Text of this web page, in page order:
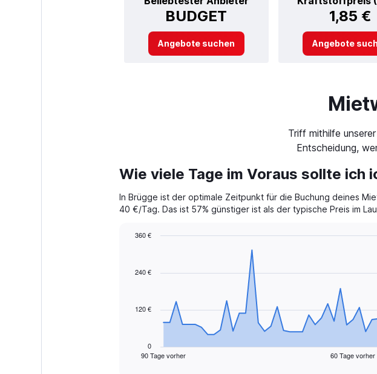
BUDGET 1,85 €
Angebote suchen Angebote
Triff mithilfe
Entscheidung,
Wie viele Tage im Voraus sollte ich
In Brügge ist der optimale Zeitpunkt für die Buchung deines
40 €/Tag. Das ist 57% günstiger ist als der typische Preis im
data
The
90 Tage vorher 60 Tage vorher
0
120 €
240 €
360 €
End